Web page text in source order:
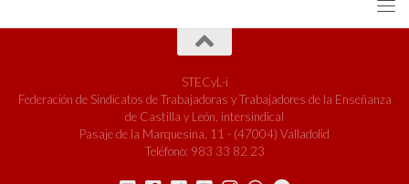
STECyL-i
Federación de Sindicatos de Trabajadoras y Trabajadores de la Enseñanza
de Castilla y León, intersindical
Pasaje de la Marquesina, 11 - (47004) Valladolid
Teléfono: 983 33 82 23